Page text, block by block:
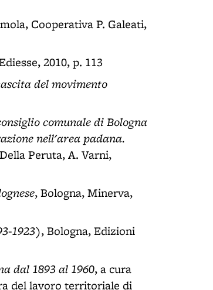
Cooperativa P. Galeati,
2010, p. 113
del movimento
comunale di Bologna
nell'area padana.
Peruta, A. Varni,
, Bologna, Minerva,
1923), Bologna, Edizioni
dal 1893 al 1960, a cura
del lavoro territoriale di